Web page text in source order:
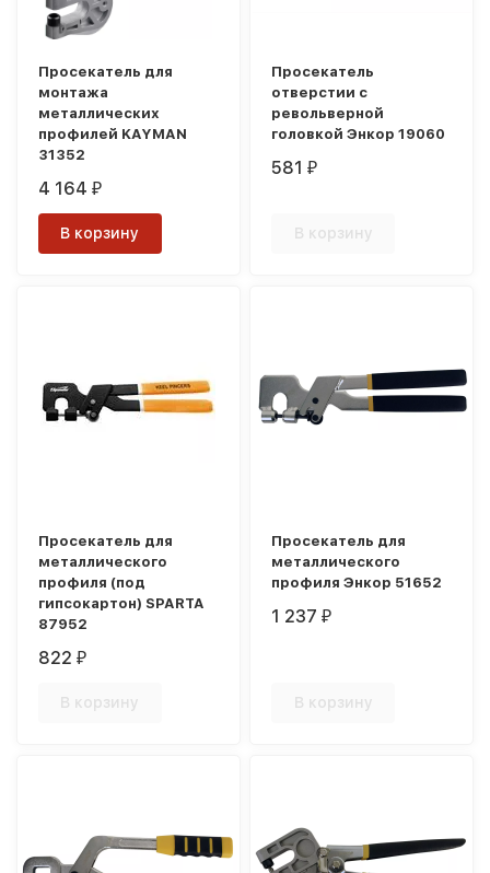
Просекатель для
монтажа
металлических
профилей KAYMAN
31352
4 164₽
В корзину
Просекатель
отверстии с
револьверной
головкой Энкор 19060
581₽
В корзину
Просекатель для
металлического
профиля (под
гипсокартон) SPARTA
87952
822₽
В корзину
Просекатель для
металлического
профиля Энкор 51652
1 237₽
В корзину